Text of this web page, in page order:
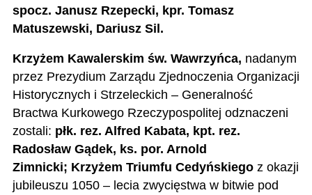
spocz. Janusz Rzepecki, kpr. Tomasz
Matuszewski, Dariusz Sil.
Krzyżem Kawalerskim św. Wawrzyńca, nadanym
przez Prezydium Zarządu Zjednoczenia Organizacji
Historycznych i Strzeleckich – Generalność
Bractwa Kurkowego Rzeczypospolitej odznaczeni
zostali: płk. rez. Alfred Kabata, kpt. rez.
Radosław Gądek, ks. por. Arnold
Zimnicki; Krzyżem Triumfu Cedyńskiegoz okazji
jubileuszu 1050 – lecia zwycięstwa w bitwie pod